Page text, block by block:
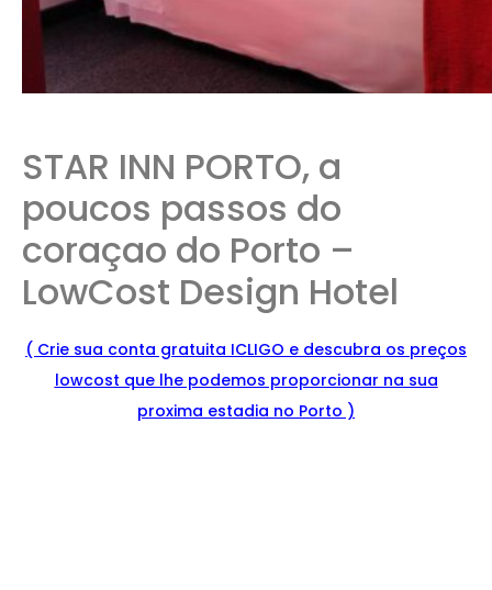
STAR INN PORTO, a
poucos passos do
coraçao do Porto –
LowCost Design Hotel
( Crie sua conta gratuita ICLIGO e descubra os preços
lowcost que lhe podemos proporcionar na sua
proxima estadia no Porto )